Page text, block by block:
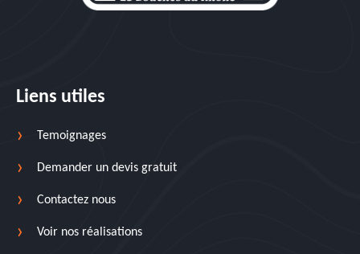
Liens utiles
Temoignages
Demander un devis gratuit
Contactez nous
Voir nos réalisations